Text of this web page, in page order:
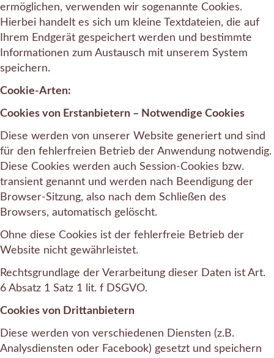
ermöglichen, verwenden wir sogenannte Cookies.
Hierbei handelt es sich um kleine Textdateien, die auf
Ihrem Endgerät gespeichert werden und bestimmte
Informationen zum Austausch mit unserem System
speichern.
Cookie-Arten:
Cookies von Erstanbietern – Notwendige Cookies
Diese werden von unserer Website generiert und sind
für den fehlerfreien Betrieb der Anwendung notwendig.
Diese Cookies werden auch Session-Cookies bzw.
transient genannt und werden nach Beendigung der
Browser-Sitzung, also nach dem Schließen des
Browsers, automatisch gelöscht.
Ohne diese Cookies ist der fehlerfreie Betrieb der
Website nicht gewährleistet.
Rechtsgrundlage der Verarbeitung dieser Daten ist Art.
6 Absatz 1 Satz 1 lit. f DSGVO.
Cookies von Drittanbietern
Diese werden von verschiedenen Diensten (z.B.
Analysdiensten oder Facebook) gesetzt und speichern